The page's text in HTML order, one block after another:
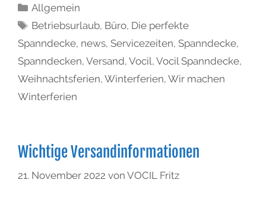
Allgemein
Betriebsurlaub, Büro, Die perfekte
Spanndecke, news, Servicezeiten, Spanndecke,
Spanndecken, Versand, Vocil, Vocil Spanndecke,
Weihnachtsferien, Winterferien, Wir machen
Winterferien
Wichtige Versandinformationen
21. November 2022 von VOCIL Fritz